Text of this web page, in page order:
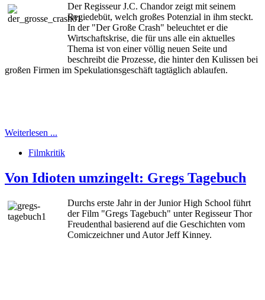
Der Regisseur J.C. Chandor zeigt mit seinem
Regiedebüt, welch großes Potenzial in ihm steckt.
In der "Der Große Crash" beleuchtet er die
Wirtschaftskrise, die für uns alle ein aktuelles
Thema ist von einer völlig neuen Seite und
beschreibt die Prozesse, die hinter den Kulissen bei
großen Firmen im Spekulationsgeschäft tagtäglich ablaufen.
Weiterlesen ...
Filmkritik
Von Idioten umzingelt: Gregs Tagebuch
Durchs erste Jahr in der Junior High School führt
der Film "Gregs Tagebuch" unter Regisseur Thor
Freudenthal basierend auf die Geschichten vom
Comiczeichner und Autor Jeff Kinney.